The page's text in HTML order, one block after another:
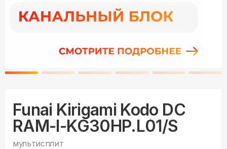
Funai Kirigami Kodo DC
RAM-I-KG30HP.L01/S
мультисплит